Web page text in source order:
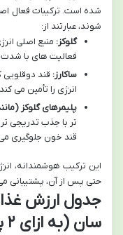
شده است. ترکیبات فعال
شوند، عبارتند از:
گلوکز: منبع اصلی
فعالیت های با شدت
ساکارز: قند
انرژی را تأمین می
پلیمرهای گلوکز
تر با جذب تدریجی تر
قند خون جلوگیری می
این ترکیب هوشمندانه،
حتی پس از آن، پشتیبانی
جدول ارزش
سان (به ازای ۲ پیمانه / ۴۵ گرم)